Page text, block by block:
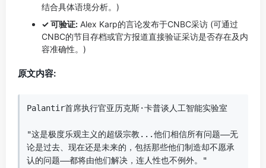
结合具体语境分析。)
✓ 可验证: Alex Karp的言论发布于CNBC采访 (可通过
CNBC的节目存档或官方报道直接验证采访是否存在及内
容准确性。)
原文内容:
Palantir首席执行官亚历克斯·卡普谈人工智能实验室
"这是极度乐观主义的超级宗教...他们相信所有问题——无
论是过去、现在还是未来的，包括那些他们制造却不愿承
认的问题——都将由他们解决，连人性也不例外。"